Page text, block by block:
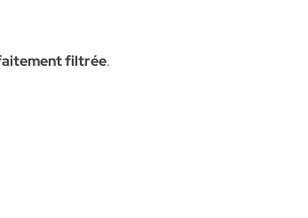
filtrée.